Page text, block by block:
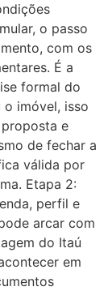
o passo
com os
É a
formal do
o imóvel, isso
e
de fechar a
válida por
Etapa 2:
perfil e
arcar com
do Itaú
em